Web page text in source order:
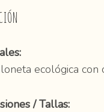
ecológica con
/ Tallas: